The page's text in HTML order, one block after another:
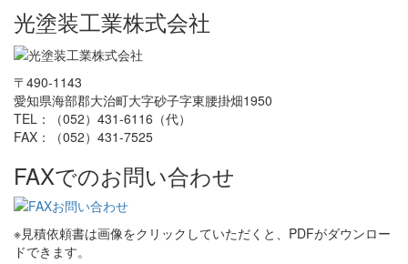
光塗装工業株式会社
〒490-1143
愛知県海部郡大治町大字砂子字東腰掛畑1950
TEL：（052）431-6116（代）
FAX：（052）431-7525
FAXでのお問い合わせ
※見積依頼書は画像をクリックしていただくと、PDFがダウンロー
ドできます。